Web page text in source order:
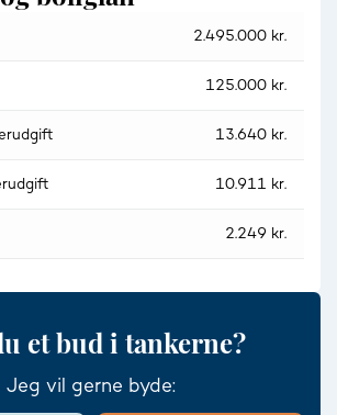
2.495.000 kr.
125.000 kr.
13.640 kr.
10.911 kr.
2.249 kr.
et bud i tankerne?
Jeg vil gerne byde: